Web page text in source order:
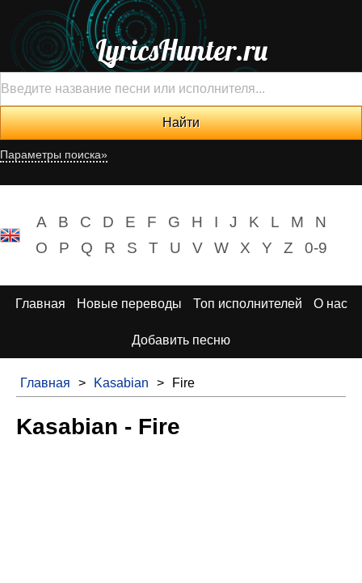
LyricsHunter.ru
Параметры поиска»
A B C D E F G H I J K L M
N
O
P Q R S T U V W X Y Z 0-9
Главная Новые переводы Топ исполнителей О нас
Добавить песню
Главная > Kasabian > Fire
Kasabian - Fire